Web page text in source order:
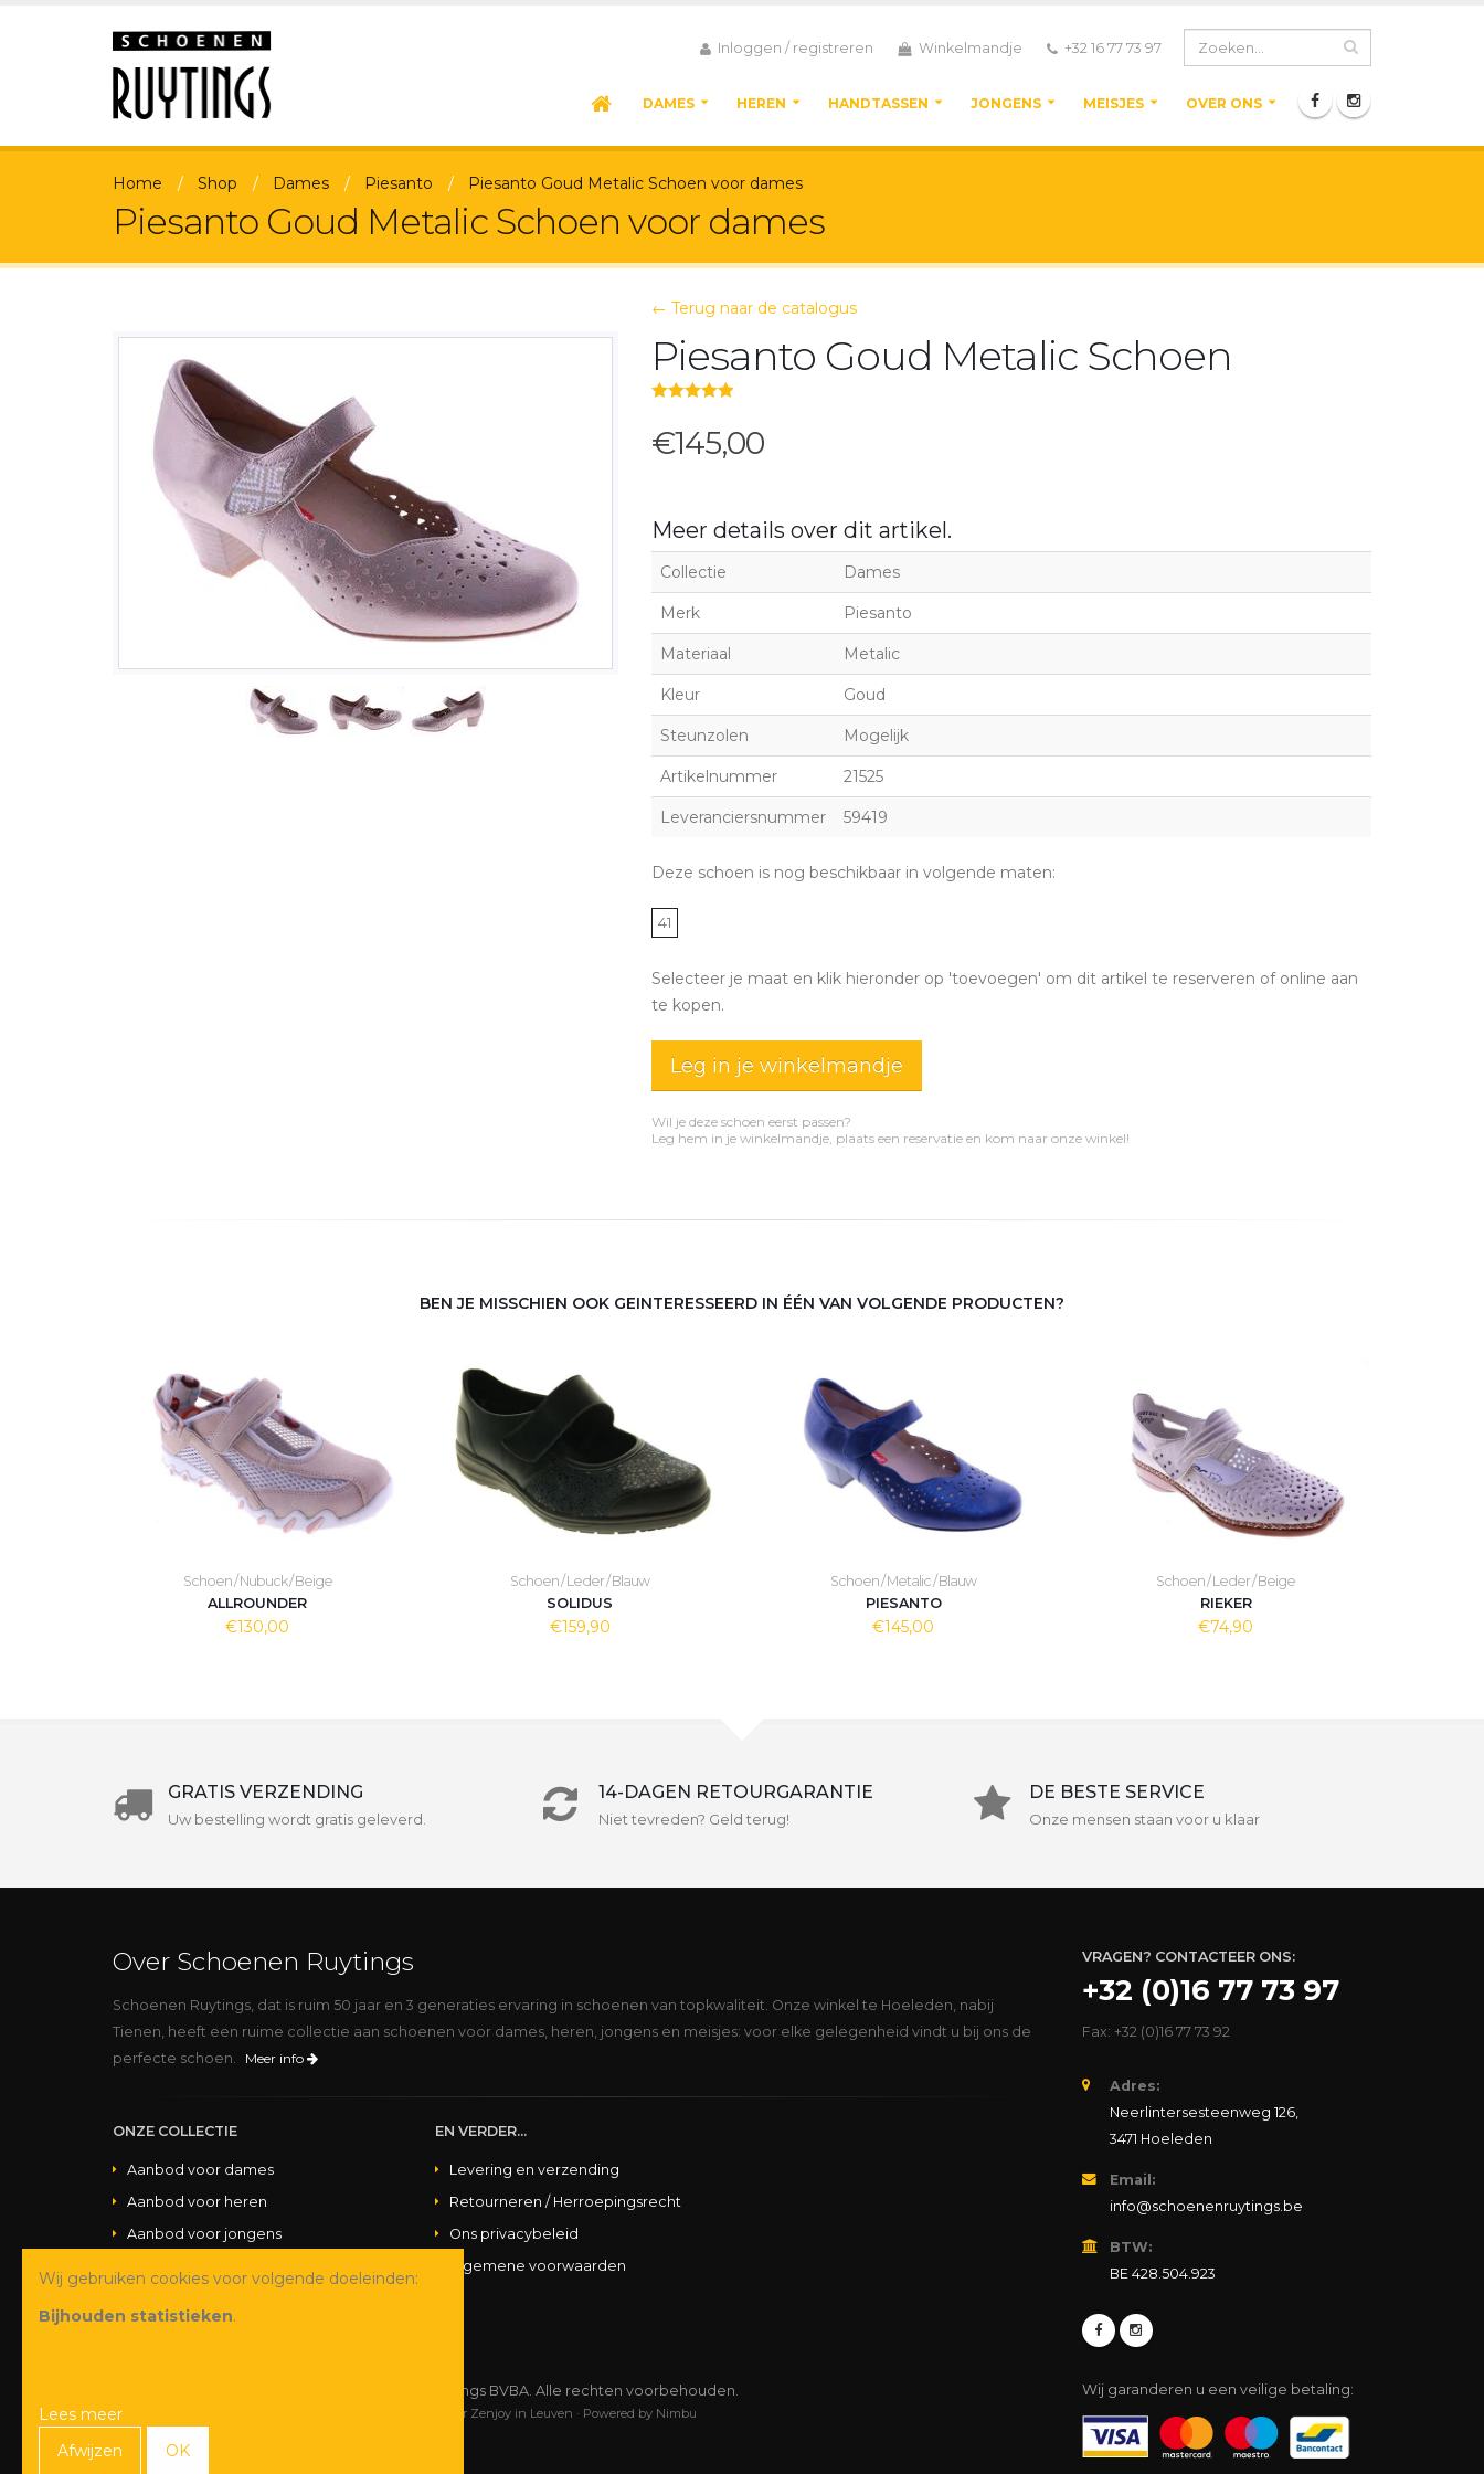
Inloggen / registreren Winkelmandje +32 16 77 73 97
DAMES HEREN HANDTASSEN JONGENS MEISJES OVER ONS
Home Shop Dames Piesanto Piesanto Goud Metalic Schoen voor dames
Piesanto Goud Metalic Schoen voor dames
← Terug naar de catalogus
Piesanto Goud Metalic Schoen
€145,00
Meer details over dit artikel.
Collectie Dames
Merk Piesanto
Materiaal Metalic
Kleur Goud
Steunzolen Mogelijk
Artikelnummer 21525
Leveranciersnummer 59419
Deze schoen is nog beschikbaar in volgende maten:
41
Selecteer je maat en klik hieronder op 'toevoegen' om dit artikel te reserveren of online aan
te kopen.
Leg in je winkelmandje
Wil je deze schoen eerst passen?
Leg hem in je winkelmandje, plaats een reservatie en kom naar onze winkel!
BEN JE MISSCHIEN OOK GEINTERESSEERD IN ÉÉN VAN VOLGENDE PRODUCTEN?
Schoen / Nubuck / Beige
ALLROUNDER
€130,00
Schoen / Leder / Blauw
SOLIDUS
€159,90
Schoen / Metalic / Blauw
PIESANTO
€145,00
Schoen / Leder / Beige
RIEKER
€74,90
GRATIS VERZENDING
Uw bestelling wordt gratis geleverd.
14-DAGEN RETOURGARANTIE
Niet tevreden? Geld terug!
DE BESTE SERVICE
Onze mensen staan voor u klaar
Over Schoenen Ruytings
Schoenen Ruytings, dat is ruim 50 jaar en 3 generaties ervaring in schoenen van topkwaliteit. Onze winkel te Hoeleden, nabij
Tienen, heeft een ruime collectie aan schoenen voor dames, heren, jongens en meisjes: voor elke gelegenheid vindt u bij ons de
perfecte schoen.
Meer info
ONZE COLLECTIE
Aanbod voor dames
Aanbod voor heren
Aanbod voor jongens
EN VERDER...
Levering en verzending
Retourneren / Herroepingsrecht
Ons privacybeleid
Algemene voorwaarden
VRAGEN? CONTACTEER ONS:
+32 (0)16 77 73 97
Fax: +32 (0)16 77 73 92
Adres:
Neerlintersesteenweg 126,
3471 Hoeleden
Email:
info@schoenenruytings.be
BTW:
BE 428.504.923
© Copyright 2026 Schoenen Ruytings BVBA. Alle rechten voorbehouden.
door Zenjoy in Leuven · Powered by Nimbu
Wij garanderen u een veilige betaling:
Wij gebruiken cookies voor volgende doeleinden:
Bijhouden statistieken.
Lees meer
Afwijzen
OK